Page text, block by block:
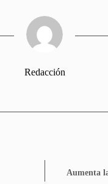
Redacción
Aumenta